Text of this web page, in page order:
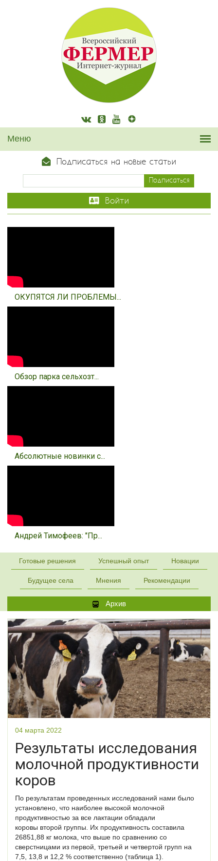
Подписаться на новые статьи
Войти
ОКУПЯТСЯ ЛИ ПРОБЛЕМЫ...
Обзор парка сельхозт...
Абсолютные новинки с...
Андрей Тимофеев: "Пр...
Готовые решения Успешный опыт Новации
Будущее села Мнения Рекомендации
Архив
04 марта 2022
Результаты исследования
молочной продуктивности
коров
По результатам проведенных исследований нами было
установлено, что наиболее высокой молочной
продуктивностью за все лактации обладали
коровы второй группы. Их продуктивность составила
26851,88 кг молока, что выше по сравнению со
сверстницами из первой, третьей и четвертой групп на
7,5, 13,8 и 12,2 % соответственно (таблица 1).